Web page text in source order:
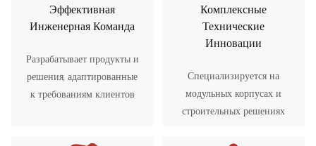
Эффективная
Инженерная Команда
Разрабатывает продукты и
решения, адаптированные
к требованиям клиентов
Комплексные
Технические
Инновации
Специализируется на
модульных корпусах и
строительных решениях